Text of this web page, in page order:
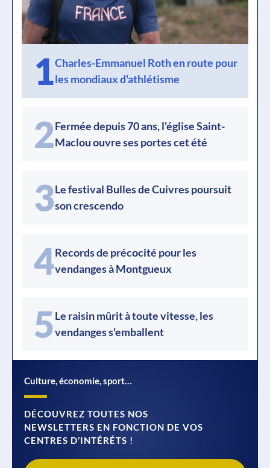
1Charles-Emmanuel Roth en route pour
les mondiaux d'athlétisme
2Fermée depuis 70 ans, l'église Saint-
Maclou ouvre ses portes cet été
3Le festival Bulles de Cuivres poursuit
son crescendo
4Records de précocité pour les
vendanges à Montgueux
5Le raisin mûrit à toute vitesse, les
vendanges s'emballent
Culture, économie, sport…
DÉCOUVREZ TOUTES NOS
NEWSLETTERS EN FONCTION DE VOS
CENTRES D’INTÉRÉTS !